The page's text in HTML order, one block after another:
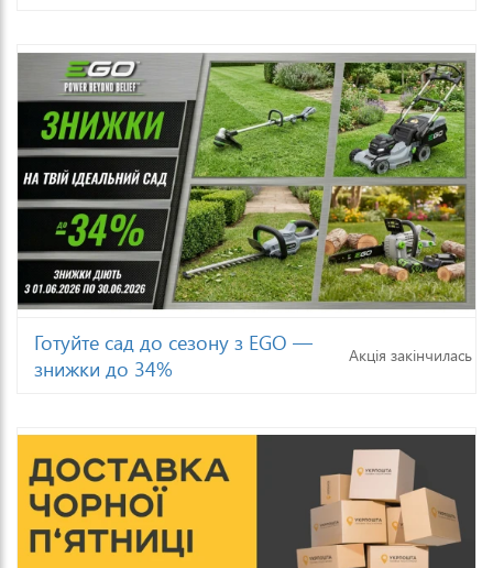
Готуйте сад до сезону з EGO —
знижки до 34%
Акція закінчилась